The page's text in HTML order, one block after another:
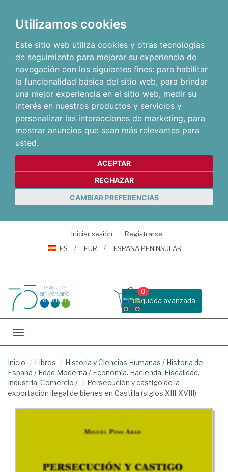
Utilizamos cookies
Este sitio web utiliza cookies y otras tecnologías
de seguimiento para mejorar su experiencia de
navegación con los siguientes fines: para habilitar
la funcionalidad básica del sitio web, para brindar
una mejor experiencia en el sitio web, medir su
interés en nuestros productos y servicios y
personalizar las interacciones de marketing, para
mostrar anuncios que sean más relevantes para
usted.
ACEPTAR
RECHAZAR
CAMBIAR PREFERENCIAS
Iniciar sesión
Registrarse
ES
EUR ESPAÑA PENINSULAR
Busqueda avanzada
0
Toggle navigation
Inicio Libros Historia y Ciencias Humanas / Historia de
España / Edad Moderna / Economía. Hacienda. Fiscalidad.
Industria. Comercio /
Persecución y castigo de la
exportación ilegal de bienes en Castilla (siglos XIII-XVIII)